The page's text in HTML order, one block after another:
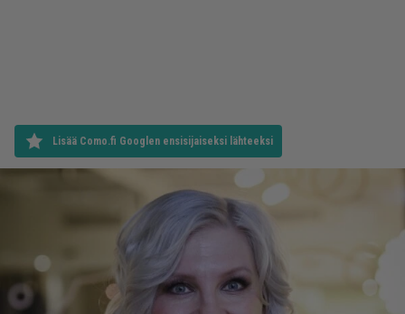
Lisää Como.fi Googlen ensisijaiseksi lähteeksi